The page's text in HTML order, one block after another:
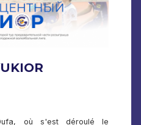
où s'est déroulé le